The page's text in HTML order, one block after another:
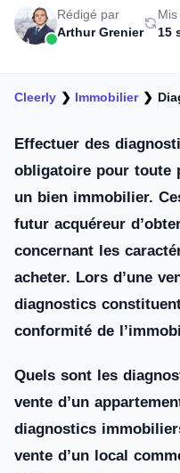
Rédigé par
Arthur Grenier
15
Cleerly ❯ Immobilier❯
Effectuer des
obligatoire pour toute
un bien immobilier.
futur acquéreur
concernant les
acheter. Lors d’une
diagnostics
conformité de
Quels sont les
vente d’un
diagnostics
vente d’un local